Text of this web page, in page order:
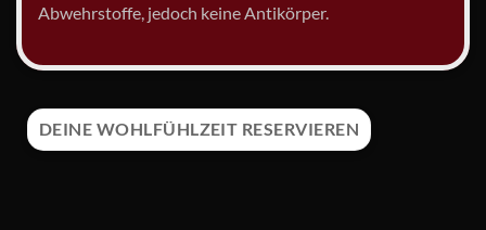
Abwehrstoffe, jedoch keine Antikörper.
DEINE WOHLFÜHLZEIT RESERVIEREN